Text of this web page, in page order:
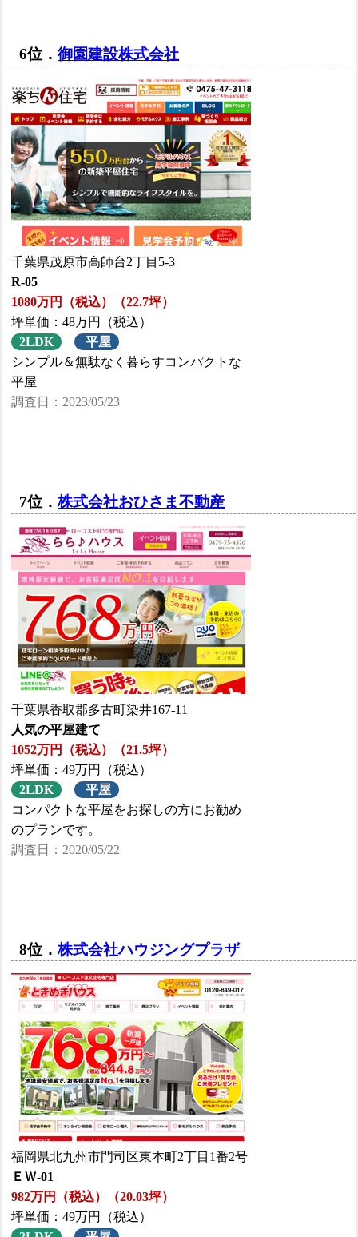
6位．御園建設株式会社
千葉県茂原市高師台2丁目5-3
R-05
1080万円（税込）（22.7坪）
坪単価：48万円（税込）
2LDK
平屋
シンプル＆無駄なく暮らすコンパクトな
平屋
調査日：2023/05/23
7位．株式会社おひさま不動産
千葉県香取郡多古町染井167-11
人気の平屋建て
1052万円（税込）（21.5坪）
坪単価：49万円（税込）
2LDK
平屋
コンパクトな平屋をお探しの方にお勧め
のプランです。
調査日：2020/05/22
8位．株式会社ハウジングプラザ
福岡県北九州市門司区東本町2丁目1番2号
ＥＷ-01
982万円（税込）（20.03坪）
坪単価：49万円（税込）